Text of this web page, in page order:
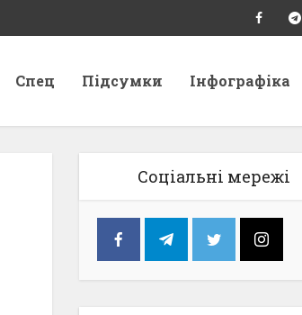
Спец Підсумки Інфографіка
Соціальні мережі